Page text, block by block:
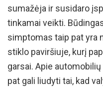
sumažėja ir susidaro
tinkamai veikti.
simptomas taip pat yra
stiklo paviršiuje, kurį
garsai. Apie
pat gali liudyti tai, kad